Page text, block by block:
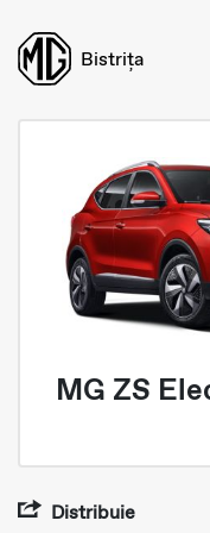
Bistrița
MG ZS
Distribuie